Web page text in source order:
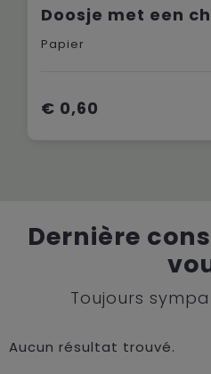
Papier
€ 0,60
Dernière
Toujours
Aucun résultat trouvé.